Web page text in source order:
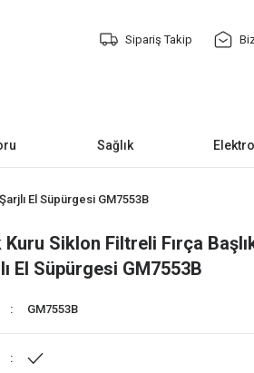
Sipariş Takip
Sağlık
El Süpürgesi GM7553B
Siklon Filtreli Fırça
El Süpürgesi GM7553B
GM7553B